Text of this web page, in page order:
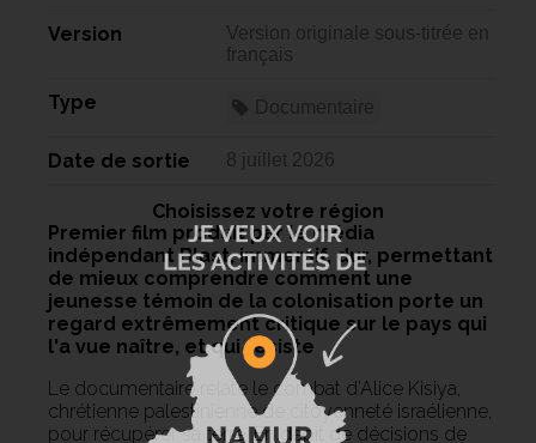
Version
Version originale sous-titrée en
français
Type
Date de sortie 8 juillet 2026
Premier film produit par le média
indépendant Blast, immersif, dur, permettant
de mieux comprendre comment une
jeunesse témoin de la colonisation porte un
regard extrêmement critique sur le pays qui
l'a vue naître, et qui résiste
Le documentaire relate le combat d’Alice Kisiya,
chrétienne palestinienne de citoyenneté israélienne,
pour récupérer sa terre. En dépit de décisions de
Choisissez votre région